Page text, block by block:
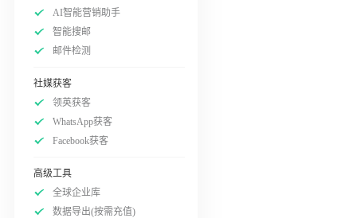
AI智能营销助手
智能搜邮
邮件检测
社媒获客
领英获客
WhatsApp获客
Facebook获客
高级工具
全球企业库
数据导出(按需充值)